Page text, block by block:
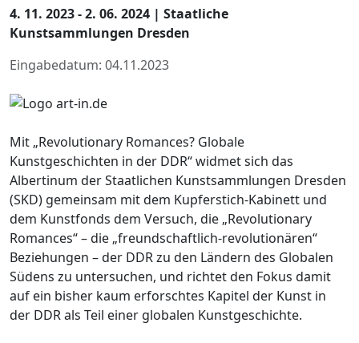
4. 11. 2023 - 2. 06. 2024 | Staatliche
Kunstsammlungen Dresden
Eingabedatum: 04.11.2023
Mit „Revolutionary Romances? Globale
Kunstgeschichten in der DDR“ widmet sich das
Albertinum der Staatlichen Kunstsammlungen Dresden
(SKD) gemeinsam mit dem Kupferstich-Kabinett und
dem Kunstfonds dem Versuch, die „Revolutionary
Romances“ – die „freundschaftlich-revolutionären“
Beziehungen – der DDR zu den Ländern des Globalen
Südens zu untersuchen, und richtet den Fokus damit
auf ein bisher kaum erforschtes Kapitel der Kunst in
der DDR als Teil einer globalen Kunstgeschichte.